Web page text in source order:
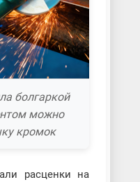
болгаркой
можно
кромок
расценки на